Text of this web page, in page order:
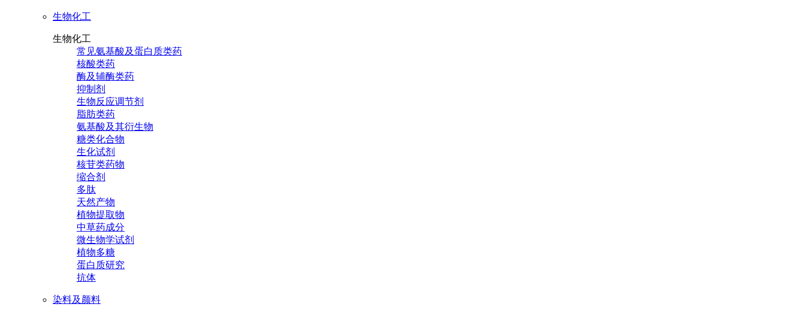
生物化工
生物化工
常见氨基酸及蛋白质类药
核酸类药
酶及辅酶类药
抑制剂
生物反应调节剂
脂肪类药
氨基酸及其衍生物
糖类化合物
生化试剂
核苷类药物
缩合剂
多肽
天然产物
植物提取物
中草药成分
微生物学试剂
植物多糖
蛋白质研究
抗体
染料及颜料